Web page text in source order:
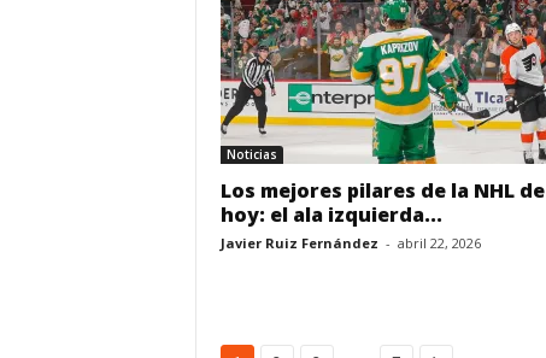
Noticias
Los mejores pilares de la NHL de
hoy: el ala izquierda...
Javier Ruiz Fernández - abril 22, 2026